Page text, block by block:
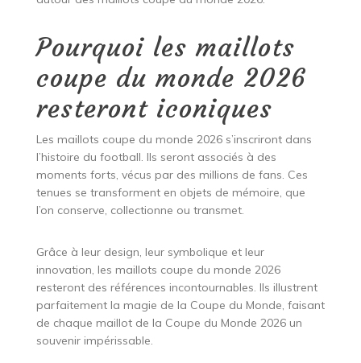
Pourquoi les maillots
coupe du monde 2026
resteront iconiques
Les maillots coupe du monde 2026 s’inscriront dans
l’histoire du football. Ils seront associés à des
moments forts, vécus par des millions de fans. Ces
tenues se transforment en objets de mémoire, que
l’on conserve, collectionne ou transmet.
Grâce à leur design, leur symbolique et leur
innovation, les maillots coupe du monde 2026
resteront des références incontournables. Ils illustrent
parfaitement la magie de la Coupe du Monde, faisant
de chaque maillot de la Coupe du Monde 2026 un
souvenir impérissable.